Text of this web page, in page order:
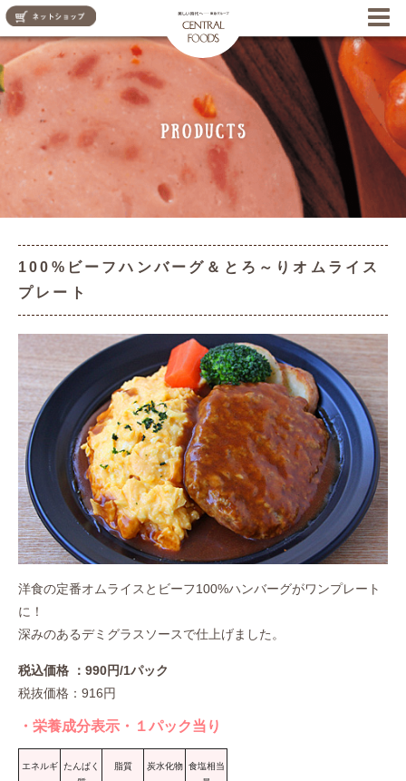
100%ビーフハンバーグ＆とろ～りオムライス
プレート
洋食の定番オムライスとビーフ100%ハンバーグがワンプレート
に！
深みのあるデミグラスソースで仕上げました。
税込価格 ：990円/1パック
税抜価格：916円
・栄養成分表示・１パック当り
エネルギ たんぱく
脂質 炭水化物 食塩相当